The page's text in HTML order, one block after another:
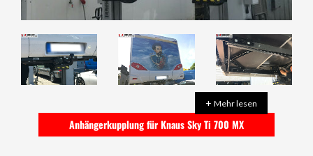
+ Mehr lesen
Anhängerkupplung für Knaus Sky Ti 700 MX